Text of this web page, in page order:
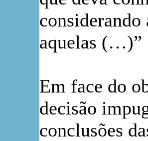
considerando
aquelas (…)”
Em face do
decisão
conclusões